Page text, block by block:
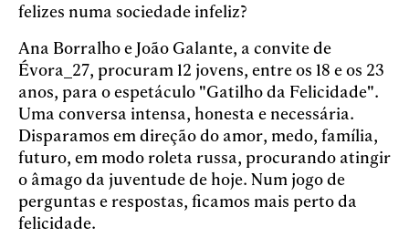
felizes numa sociedade infeliz?
Ana Borralho e João Galante, a convite de
Évora_27, procuram 12 jovens, entre os 18 e os 23
anos, para o espetáculo "Gatilho da Felicidade".
Uma conversa intensa, honesta e necessária.
Disparamos em direção do amor, medo, família,
futuro, em modo roleta russa, procurando atingir
o âmago da juventude de hoje. Num jogo de
perguntas e respostas, ficamos mais perto da
felicidade.